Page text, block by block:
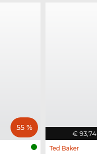
55 %
€ 93,74
Ted Baker